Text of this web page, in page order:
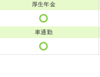
厚生年金
車通勤